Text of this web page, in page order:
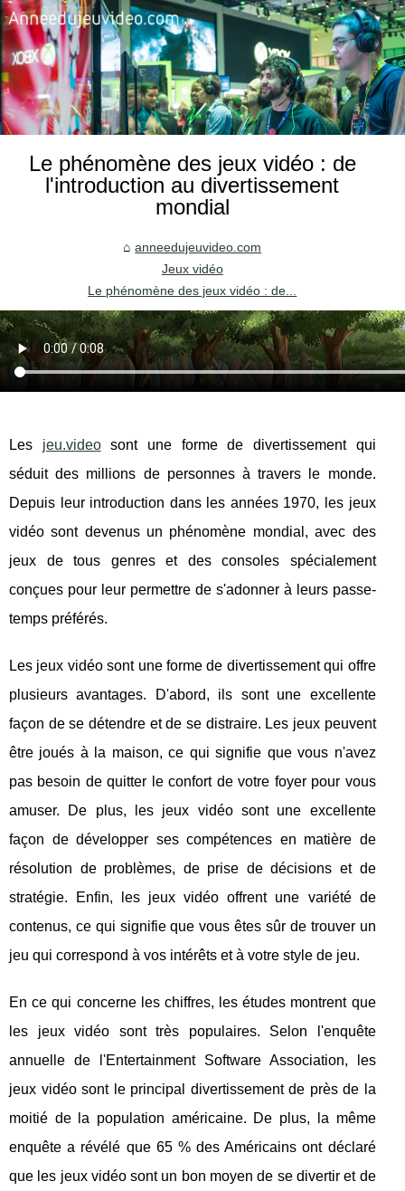
Le phénomène des jeux vidéo : de
l'introduction au divertissement
mondial
anneedujeuvideo.com
Jeux vidéo
Le phénomène des jeux vidéo : de...
Les jeu.videosont une forme de divertissement qui
séduit des millions de personnes à travers le monde.
Depuis leur introduction dans les années 1970, les jeux
vidéo sont devenus un phénomène mondial, avec des
jeux de tous genres et des consoles spécialement
conçues pour leur permettre de s'adonner à leurs passe-
temps préférés.
Les jeux vidéo sont une forme de divertissement qui offre
plusieurs avantages. D'abord, ils sont une excellente
façon de se détendre et de se distraire. Les jeux peuvent
être joués à la maison, ce qui signifie que vous n'avez
pas besoin de quitter le confort de votre foyer pour vous
amuser. De plus, les jeux vidéo sont une excellente
façon de développer ses compétences en matière de
résolution de problèmes, de prise de décisions et de
stratégie. Enfin, les jeux vidéo offrent une variété de
contenus, ce qui signifie que vous êtes sûr de trouver un
jeu qui correspond à vos intérêts et à votre style de jeu.
En ce qui concerne les chiffres, les études montrent que
les jeux vidéo sont très populaires. Selon l'enquête
annuelle de l'Entertainment Software Association, les
jeux vidéo sont le principal divertissement de près de la
moitié de la population américaine. De plus, la même
enquête a révélé que 65 % des Américains ont déclaré
que les jeux vidéo sont un bon moyen de se divertir et de